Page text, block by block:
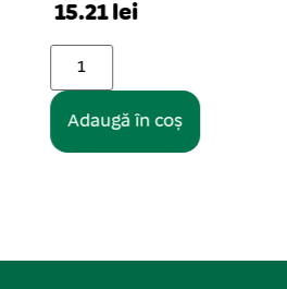
42.23 lei
Adaugă în coș